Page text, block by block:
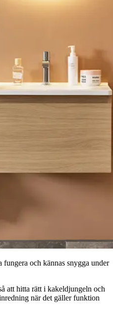
och kännas snygga under
att hitta rätt i kakeldjungeln och
när det gäller funktion